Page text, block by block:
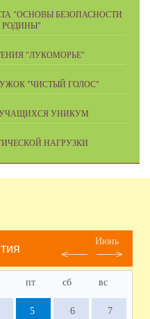
"ОСНОВЫ БЕЗОПАСНОСТИ
"ЛУКОМОРЬЕ"
"ЧИСТЫЙ ГОЛОС"
УНИКУМ
НАГРУЗКИ
Июнь
пт сб вс
5 6 7